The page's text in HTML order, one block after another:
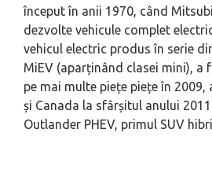
început în anii 1970, când
dezvolte vehicule complet
vehicul electric produs în serie
MiEV (aparținând clasei mini), a
pe mai multe piețe piețe în 2009,
și Canada la sfârșitul anului
Outlander PHEV, primul SUV